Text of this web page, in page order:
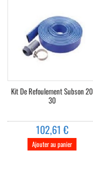
Kit De Refoulement Subson 20
30
102,61 €
Ajouter au panier